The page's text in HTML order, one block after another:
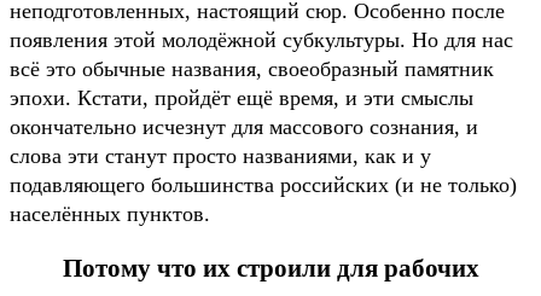
неподготовленных, настоящий сюр. Особенно после
появления этой молодёжной субкультуры. Но для нас
всё это обычные названия, своеобразный памятник
эпохи. Кстати, пройдёт ещё время, и эти смыслы
окончательно исчезнут для массового сознания, и
слова эти станут просто названиями, как и у
подавляющего большинства российских (и не только)
населённых пунктов.
Потому что их строили для рабочих